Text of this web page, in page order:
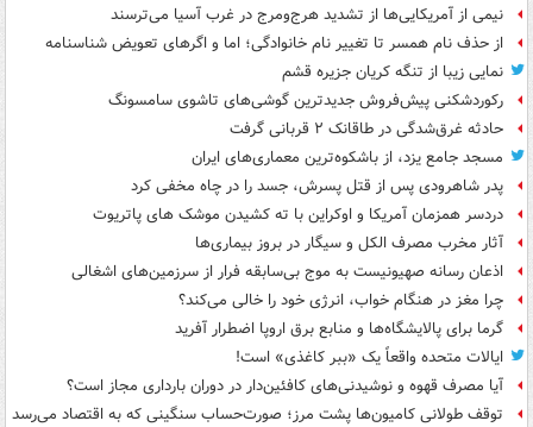
نیمی از آمریکایی‌ها از تشدید هرج‌ومرج در غرب آسیا می‌ترسند
از حذف نام همسر تا تغییر نام خانوادگی؛ اما و اگرهای تعویض شناسنامه
نمایی زیبا از تنگه کریان جزیره قشم
رکوردشکنی پیش‌فروش جدیدترین گوشی‌های تاشوی سامسونگ
حادثه غرق‌شدگی در طاقانک ۲ قربانی گرفت
مسجد جامع یزد، از باشکوه‌ترین معماری‌های ایران
پدر شاهرودی پس از قتل پسرش، جسد را در چاه مخفی کرد
دردسر همزمان آمریکا و اوکراین با ته کشیدن موشک های پاتریوت
آثار مخرب مصرف الکل و سیگار در بروز بیماری‌ها
اذعان رسانه صهیونیست به موج بی‌سابقه فرار از سرزمین‌های اشغالی
چرا مغز در هنگام خواب، انرژی خود را خالی می‌کند؟
گرما برای پالایشگاه‌ها و منابع برق اروپا اضطرار آفرید
ایالات متحده واقعاً یک «ببر کاغذی» است!
آیا مصرف قهوه و نوشیدنی‌های کافئین‌دار در دوران بارداری مجاز است؟
توقف طولانی کامیون‌ها پشت مرز؛ صورت‌حساب سنگینی که به اقتصاد می‌رسد